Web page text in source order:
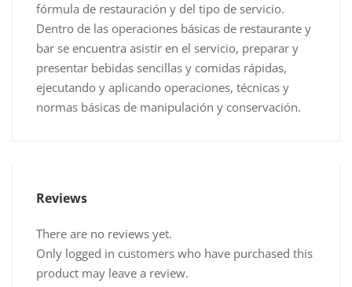
fórmula de restauración y del tipo de servicio.
Dentro de las operaciones básicas de restaurante y
bar se encuentra asistir en el servicio, preparar y
presentar bebidas sencillas y comidas rápidas,
ejecutando y aplicando operaciones, técnicas y
normas básicas de manipulación y conservación.
Reviews
There are no reviews yet.
Only logged in customers who have purchased this
product may leave a review.